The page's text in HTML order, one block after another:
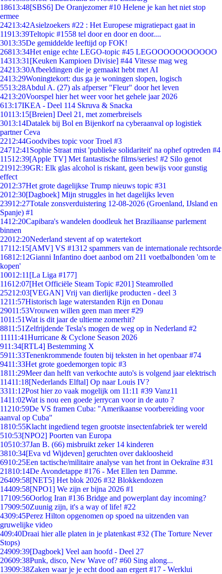
18613:48[SBS6] De Oranjezomer #10 Helene je kan het niet stop
ermee
24213:42Asielzoekers #22 : Het Europese migratiepact gaat in
11913:39Teltopic #1558 tel door en door en door....
3013:35De gemiddelde leeftijd op FOK!
26813:34Het enige echte LEGO-topic #45 LEGOOOOOOOOOOO
14313:31 [Keuken Kampioen Divisie] #44 Vitesse mag weg
24213:30Afbeeldingen die je gemaakt hebt met AI
2413:29Woningtekort: dus ga je woningen slopen, logisch
5513:28Abdul A. (27) als afperser "Fleur" door het leven
4213:20Voorspel hier het weer voor het gehele jaar 2026
613:17IKEA - Deel 114 Skruva & Snacka
10113:15[Breien] Deel 21, met zomerbreisels
3013:14Datalek bij Bol en Bijenkorf na cyberaanval op logistiek
partner Ceva
2212:44Goodvibes topic voor Troel #3
24712:41 Sophie Straat mist 'publieke solidariteit' na ophef optreden #4
11512:39[Apple TV] Met fantastische films/series! #2 Silo genot
21912:39GR: Elk glas alcohol is riskant, geen bewijs voor gunstig
effect
2012:37Het grote dagelijkse Trump nieuws topic #31
2012:30[Dagboek] Mijn struggles in het dagelijks leven
23912:27Totale zonsverduistering 12-08-2026 (Groenland, IJsland en
Spanje) #1
1412:20Capibara's wandelen doodleuk het Braziliaanse parlement
binnen
22012:20Nederland stevent af op watertekort
17112:15[AMV] VS #1312 spammers van de internationale rechtsorde
16812:12Gianni Infantino doet aanbod om 211 voetbalbonden 'om te
kopen'
10012:11 [La Liga #177]
11612:07[Het Officiële Steam Topic #201] Steamrolled
25212:03[VEGAN] Vrij van dierlijke producten - deel 3
1211:57Historisch lage waterstanden Rijn en Donau
29011:53Vrouwen willen geen man meer #29
1011:51Wat is dit jaar de ultieme zomerhit?
8811:51 Zelfrijdende Tesla's mogen de weg op in Nederland #2
11111:41Hurricane & Cyclone Season 2026
911:34[RTL4] Bestemming X
5911:33Tenenkrommende fouten bij teksten in het openbaar #74
9411:33Het grote goedemorgen topic #3
1811:29Meer dan helft van verkochte auto's is volgend jaar elektrisch
11411:18[Nederlands Elftal] Op naar Louis IV?
3311:12Post hier zo vaak mogelijk om 11:11 #39 Vanz11
1411:02Wat is nou een goede jerrycan voor in de auto ?
11210:59De VS framen Cuba: "Amerikaanse voorbereiding voor
aanval op Cuba"
1810:55Klacht ingediend tegen grootste insectenfabriek ter wereld
510:53[NPO2] Poorten van Europa
10510:37Jan B. (66) misbruikt zeker 14 kinderen
3810:34[Eva vd Wijdeven] geruchten over dakloosheid
6910:25Een tactische/militaire analyse van het front in Oekraïne #31
21810:14De Avondetappe #176 - Met Ellen ten Damme.
26409:58[NET5] Het blok 2026 #32 Blokkendozen
14409:58[NPO1] We zijn er bijna 2026 #1
17109:56Oorlog Iran #136 Bridge and powerplant day incoming?
17909:50Zuunig zijn, it's a way of life! #22
4309:45Perez Hilton opgenomen op spoed na uitzenden van
gruwelijke video
409:40Draai hier alle platen in je platenkast #32 (The Torture Never
Stops)
24909:39[Dagboek] Veel aan hoofd - Deel 27
20609:38Punk, disco, New Wave of? #60 Sing along...
13909:38Zaken waar je je echt dood aan ergert #17 - Werklui